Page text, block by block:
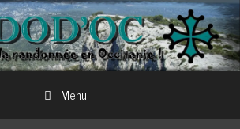
Menu